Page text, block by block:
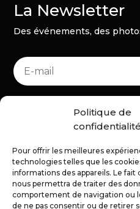
Politique de
confidentialité
Pour offrir les meilleures
technologies telles que les
informations des appareils. Le
nous permettra de traiter des
comportement de navigation ou
de ne pas consentir ou de retirer
La Newsletter
Des événements, des
sommes pas susceptibles,
11 Rue de
02 59 10 10 01